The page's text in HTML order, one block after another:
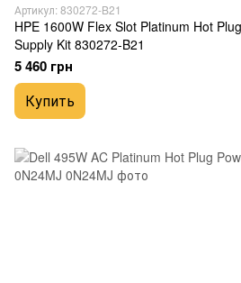
Артикул: 830272-B21
HPE 1600W Flex Slot Platinum Hot
Supply Kit 830272-B21
5 460 грн
Купить